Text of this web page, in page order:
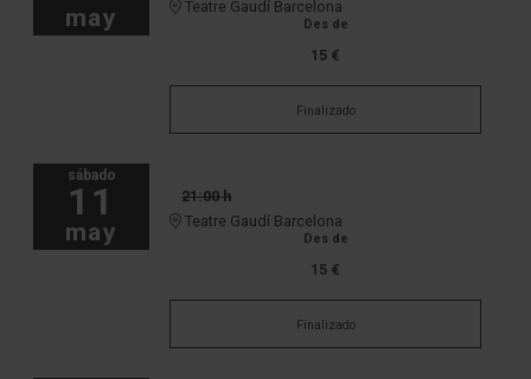
may
Teatre Gaudí Barcelona
Des de
15 €
Finalizado
sábado
11
may
21:00 h
Teatre Gaudí Barcelona
Des de
15 €
Finalizado